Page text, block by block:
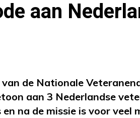
aan
de Nationale
aan 3 Nederlandse
na de missie is voor veel